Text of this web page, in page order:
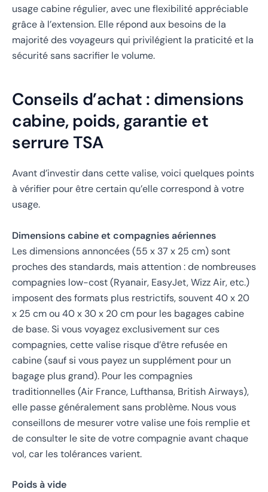
usage cabine régulier, avec une flexibilité appréciable
grâce à l’extension. Elle répond aux besoins de la
majorité des voyageurs qui privilégient la praticité et la
sécurité sans sacrifier le volume.
Conseils d’achat : dimensions
cabine, poids, garantie et
serrure TSA
Avant d’investir dans cette valise, voici quelques points
à vérifier pour être certain qu’elle correspond à votre
usage.
Dimensions cabine et compagnies aériennes
Les dimensions annoncées (55 x 37 x 25 cm) sont
proches des standards, mais attention : de nombreuses
compagnies low-cost (Ryanair, EasyJet, Wizz Air, etc.)
imposent des formats plus restrictifs, souvent 40 x 20
x 25 cm ou 40 x 30 x 20 cm pour les bagages cabine
de base. Si vous voyagez exclusivement sur ces
compagnies, cette valise risque d’être refusée en
cabine (sauf si vous payez un supplément pour un
bagage plus grand). Pour les compagnies
traditionnelles (Air France, Lufthansa, British Airways),
elle passe généralement sans problème. Nous vous
conseillons de mesurer votre valise une fois remplie et
de consulter le site de votre compagnie avant chaque
vol, car les tolérances varient.
Poids à vide